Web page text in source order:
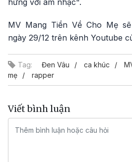
hứng với âm nhạc".
MV Mang Tiền Về Cho Mẹ
ngày 29/12 trên kênh Youtube
Tag: Đen Vâu ca khúc
mẹ
rapper
Viết bình luận